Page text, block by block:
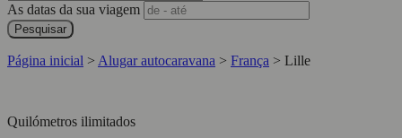
As datas da sua viagem
Pesquisar
Página inicial > Alugar autocaravana > França > Lille
Quilómetros ilimitados